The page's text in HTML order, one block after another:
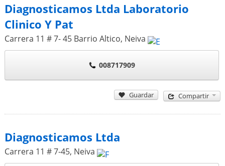
Diagnosticamos Ltda Laboratorio
Clinico Y Pat
Carrera 11 # 7- 45 Barrio Altico, Neiva
008717909
Guardar Compartir
Diagnosticamos Ltda
Carrera 11 # 7-45, Neiva